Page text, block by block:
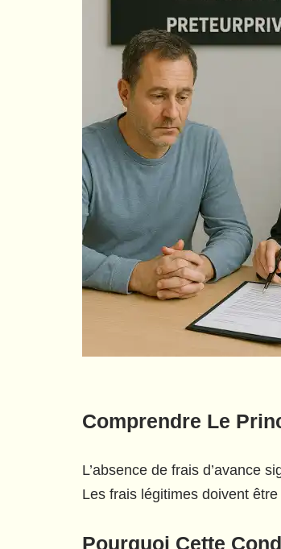
Comprendre Le
L’absence de frais d’avance
Les frais légitimes doivent
Pourquoi Cette